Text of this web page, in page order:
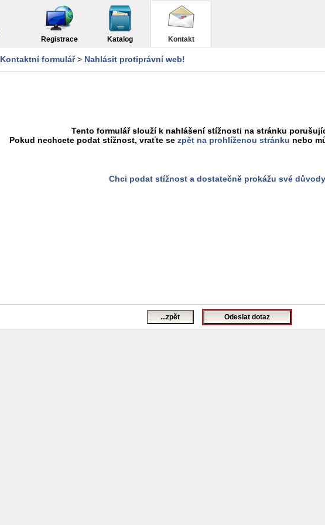
Registrace Katalog Kontakt
Kontaktní formulář> Nahlásit protiprávní web!
Tento formulář slouží k nahlášení stížnosti na stránku
Pokud nechcete podat stížnost, vraťte se zpět na prohlíženou stránku nebo
Chci podat stížnost a dostatečně prokážu své